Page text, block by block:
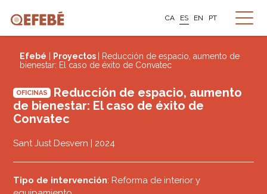
CA ES EN PT
Efebé Proyectos
| Reducción de espacio, aumento de
bienestar: El caso de éxito de Convatec
OFICINAS
Reducción de espacio, aumento
de bienestar: El caso de éxito de
Convatec
Sant Just Desvern | 2024
Tipo de intervención: Reforma de interior y